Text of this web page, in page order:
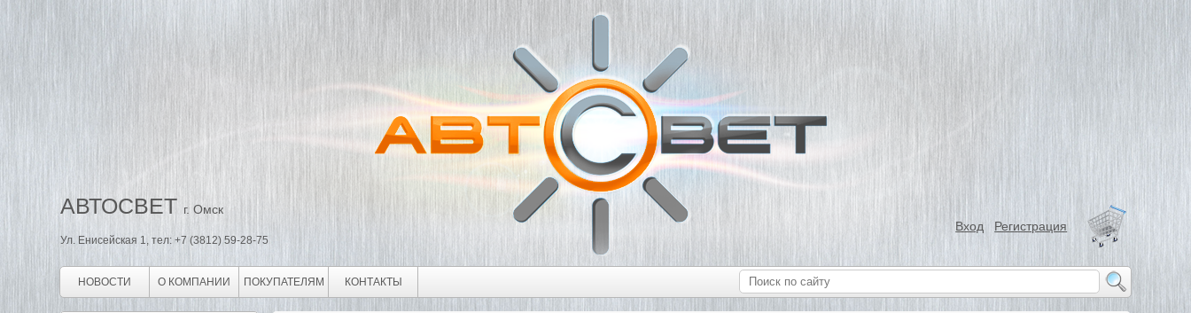
АВТОСВЕТ г. Омск
Ул. Енисейская 1, тел: +7 (3812) 59-28-75
Вход Регистрация
НОВОСТИ О КОМПАНИИ ПОКУПАТЕЛЯМ КОНТАКТЫ